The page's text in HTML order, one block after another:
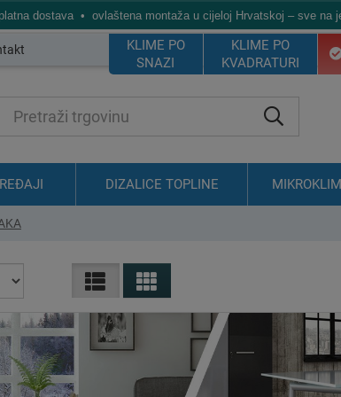
dostava • ovlaštena montaža u cijeloj Hrvatskoj – sve na
KLIME PO
SNAZI
KLIME PO
KVADRATURI
DIZALICE TOPLINE